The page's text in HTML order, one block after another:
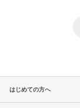
はじめての方へ